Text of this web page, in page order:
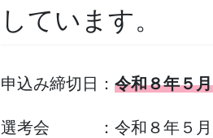
しています。
申込み締切日： 令和８年５
選考会 ：令和８年５月